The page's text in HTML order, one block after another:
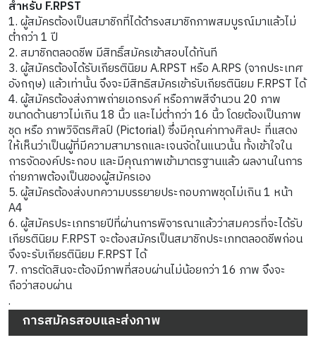
สำหรับ F.RPST
1. ผู้สมัครต้องเป็นสมาชิกที่ได้ดำรงสมาชิกภาพสมบูรณ์มาแล้วไม่
ต่ำกว่า 1 ปี
2. สมาชิกตลอดชีพ มีสิทธิ์สมัครเข้าสอบได้ทันที
3. ผู้สมัครต้องได้รับเกียรตินิยม A.RPST หรือ A.RPS (จากประเทศ
อังกฤษ) แล้วเท่านั้น จึงจะมีสิทธิสมัครเข้ารับเกียรตินิยม F.RPST ได้
4. ผู้สมัครต้องส่งภาพถ่ายเอกรงค์ หรือภาพสีจำนวน 20 ภาพ
ขนาดด้านยาวไม่เกิน 18 นิ้ว และไม่ต่ำกว่า 16 นิ้ว โดยต้องเป็นภาพ
ชุด หรือ ภาพวิจิตรศิลป์ (Pictorial) ซึ่งมีคุณค่าทางศิลปะ ที่แสดง
ให้เห็นว่าเป็นผู้ที่มีความสามารถและเจนจัดในแนวนั้น ทั้งเข้าใจใน
การจัดองค์ประกอบ และมีคุณภาพเข้ามาตรฐานแล้ว ผลงานในการ
ถ่ายภาพต้องเป็นของผู้สมัครเอง
5. ผู้สมัครต้องส่งบทความบรรยายประกอบภาพชุดไม่เกิน 1 หน้า
A4
6. ผู้สมัครประเภทรายปีที่ผ่านการพิจารณาแล้วว่าสมควรที่จะได้รับ
เกียรตินิยม F.RPST จะต้องสมัครเป็นสมาชิกประเภทตลอดชีพก่อน
จึงจะรับเกียรตินิยม F.RPST ได้
7. การตัดสินจะต้องมีภาพที่สอบผ่านไม่น้อยกว่า 16 ภาพ จึงจะ
ถือว่าสอบผ่าน
.
การสมัครสอบและส่งภาพ